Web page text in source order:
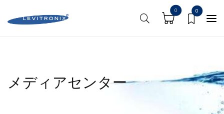
0 0
メディアセンター